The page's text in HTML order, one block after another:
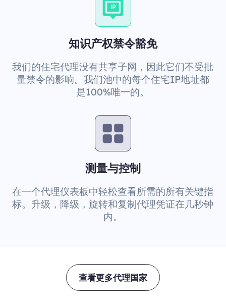
知识产权禁令豁免
我们的住宅代理没有共享子网，因此它们不受批
量禁令的影响。我们池中的每个住宅IP地址都
是100%唯一的。
测量与控制
在一个代理仪表板中轻松查看所需的所有关键指
标。升级，降级，旋转和复制代理凭证在几秒钟
内。
查看更多代理国家